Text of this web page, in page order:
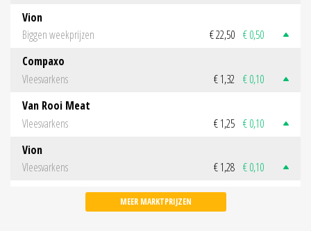
Vion
Biggen weekprijzen
€ 22,50 € 0,50
Compaxo
Vleesvarkens
€ 1,32 € 0,10
Van Rooi Meat
Vleesvarkens
€ 1,25 € 0,10
Vion
Vleesvarkens
€ 1,28 € 0,10
MEER MARKTPRIJZEN